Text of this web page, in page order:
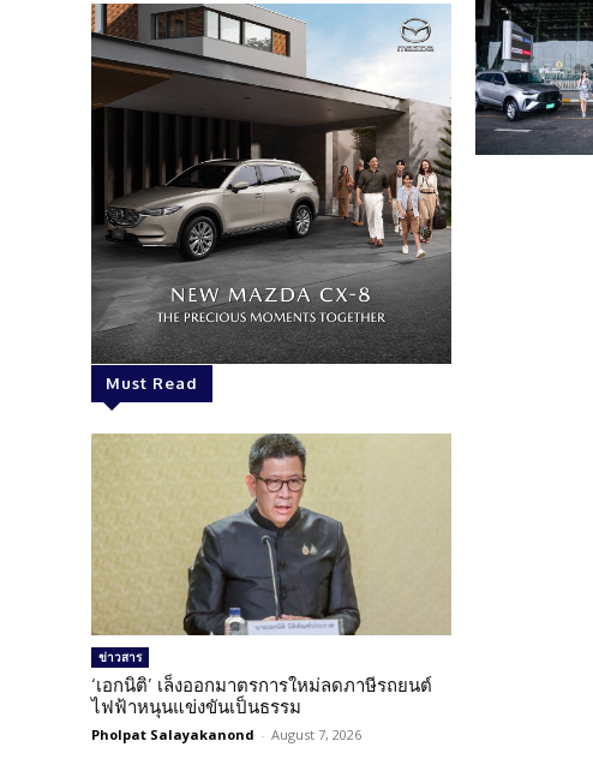
Must Read
ข่าวสาร
‘เอกนิติ’ เล็งออกมาตรการใหม่ลดภาษีรถยนต์
ไฟฟ้าหนุนแข่งขันเป็นธรรม
Pholpat Salayakanond - August 7, 2026